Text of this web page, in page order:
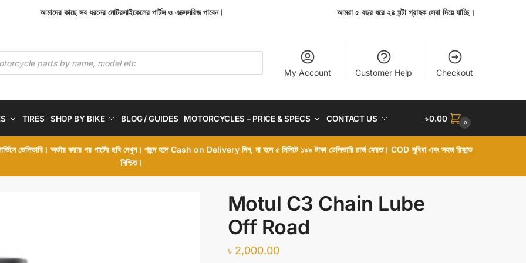
আমাদের কাছে সব ধরনের মোটরসাইকেলের পার্টস ও এক্সেসরিজ পাবেন। আমরা ৫ বছর ধরে ২৪ ঘন্টা গ্রাহক সেবা দিয়ে যাচ্ছি।
My Account Customer Help Checkout
TIRES SHOP BY BIKE BLOG / GUIDES MOTORCYCLES – PRICE & SPECS CONTACT US ৳0.00 0
ডেলিভারি। অর্ডার করার পর পার্টের ছবি দেখুন। পছন্দ হলে Cash on Delivery দিন, না হলে ৫ মিনিটে ১৯৯ টাকা ডেলিভারি চার্জ ফেরত। COD সুবিধা এবং সহজ রিফান্ড
নিশ্চিত।
Motul C3 Chain Lube
Off Road
৳ 2,000.00